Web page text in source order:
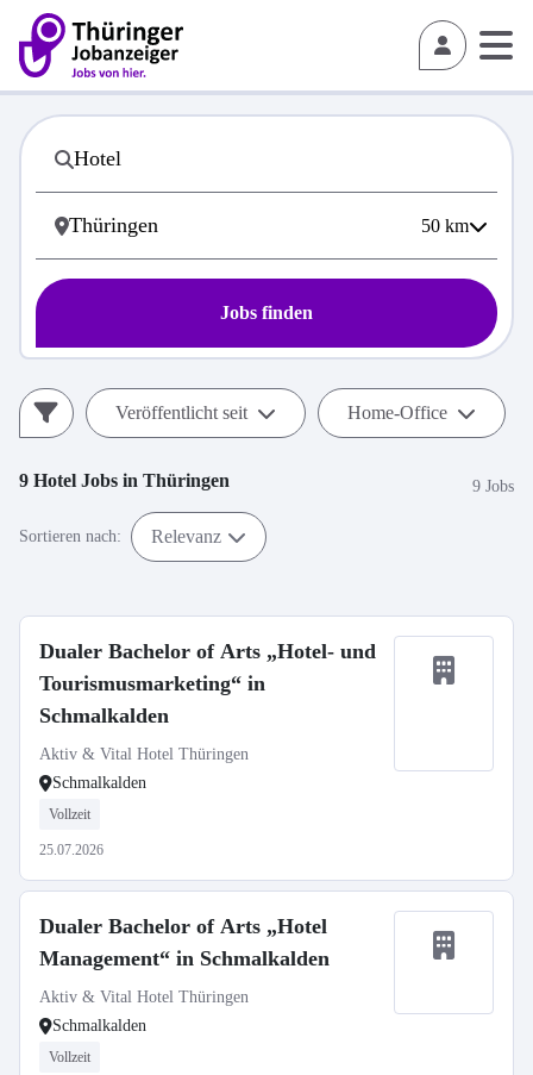
50 km
Jobs finden
Veröffentlicht seit Home-Office
9 Hotel Jobs in Thüringen 9 Jobs
Sortieren nach: Relevanz
Dualer Bachelor of Arts „Hotel- und
Tourismusmarketing“ in
Schmalkalden
Aktiv & Vital Hotel Thüringen
Schmalkalden
Vollzeit
25.07.2026
Dualer Bachelor of Arts „Hotel
Management“ in Schmalkalden
Aktiv & Vital Hotel Thüringen
Schmalkalden
Vollzeit